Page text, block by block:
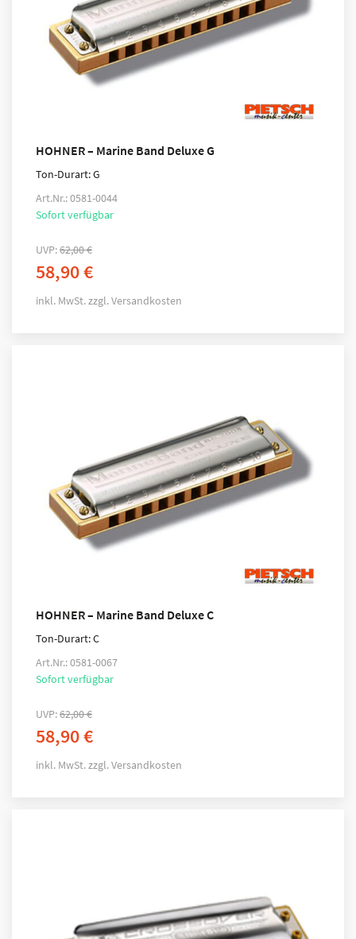
HOHNER – Marine Band Deluxe G
Ton-Durart: G
Art.Nr.: 0581-0044
Sofort verfügbar
UVP:62,00€
58,90€
inkl. MwSt. zzgl.Versandkosten
HOHNER – Marine Band Deluxe C
Ton-Durart: C
Art.Nr.: 0581-0067
Sofort verfügbar
UVP:62,00€
58,90€
inkl. MwSt.zzgl.Versandkosten